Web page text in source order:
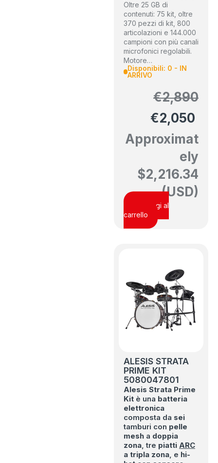
Oltre 25 GB di
contenuti: 75 kit, oltre
370 pezzi di kit, 800
articolazioni e 144.000
campioni con più canali
microfonici regolabili.
Motore…
Disponibili: 0 - IN
ARRIVO
€2,890
€2,050
Approximat
ely
$2,216.34
(USD)
Aggiungi al
carrello
ALESIS STRATA
PRIME KIT
5080047801
Alesis Strata Prime
Kit è una batteria
elettronica
composta da sei
tamburi con pelle
mesh a doppia
zona, tre piatti ARC
a tripla zona, e hi-